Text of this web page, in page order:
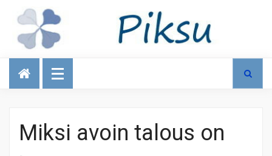
Talous
Miksi avoin talous on